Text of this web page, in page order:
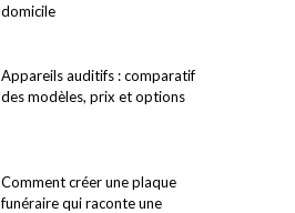
domicile
Appareils auditifs : comparatif
des modèles, prix et options
Comment créer une plaque
funéraire qui raconte une